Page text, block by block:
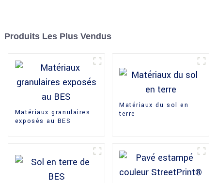
Produits Les Plus Vendus
Matériaux granulaires
exposés au BES
Matériaux du sol en
terre